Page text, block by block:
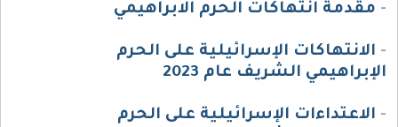
- مقدمة انتهاكات الحرم الابراهيمي
- الانتهاكات الإسرائيلية على الحرم
الإبراهيمي الشريف عام 2023
- الاعتداءات الإسرائيلية على الحرم